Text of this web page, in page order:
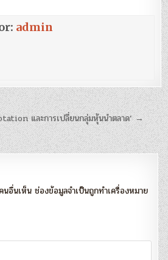
admin
และการเปลี่ยนกลุ่มหุ้นนำตลาด’ →
นอื่นเห็น ช่องข้อมูลจำเป็นถูกทำเครื่องหมาย